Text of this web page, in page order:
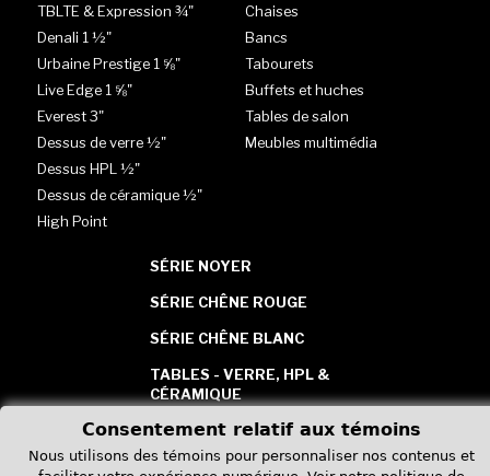
TBLTE & Expression ¾"
Denali 1 ½"
Urbaine Prestige 1 ⅝"
Live Edge 1 ⅝"
Everest 3"
Dessus de verre ½"
Dessus HPL ½"
Dessus de céramique ½"
High Point
Chaises
Bancs
Tabourets
Buffets et huches
Tables de salon
Meubles multimédia
SÉRIE NOYER
SÉRIE CHÊNE ROUGE
SÉRIE CHÊNE BLANC
TABLES - VERRE, HPL &
CÉRAMIQUE
Consentement relatif aux témoins
Nous utilisons des témoins pour personnaliser nos contenus et